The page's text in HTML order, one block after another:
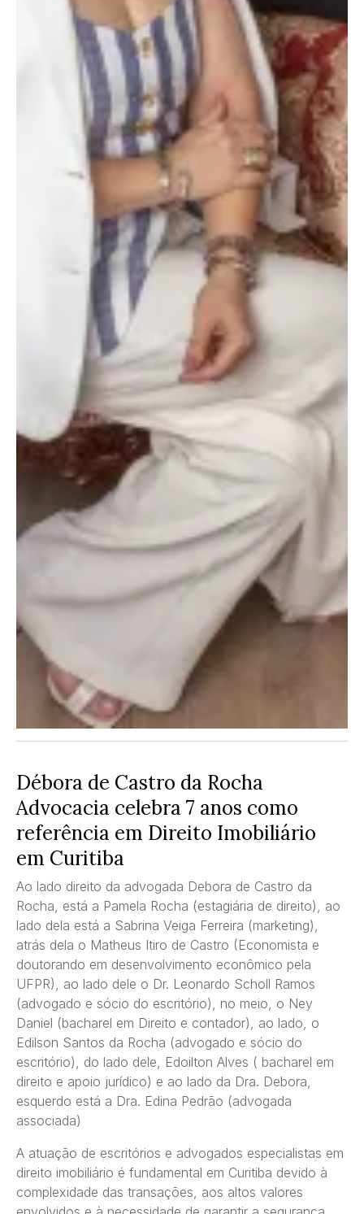
Débora de Castro da Rocha
Advocacia celebra 7 anos como
referência em Direito Imobiliário
em Curitiba
Ao lado direito da advogada Debora de Castro da
Rocha, está a Pamela Rocha (estagiária de direito), ao
lado dela está a Sabrina Veiga Ferreira (marketing),
atrás dela o Matheus Itiro de Castro (Economista e
doutorando em desenvolvimento econômico pela
UFPR), ao lado dele o Dr. Leonardo Scholl Ramos
(advogado e sócio do escritório), no meio, o Ney
Daniel (bacharel em Direito e contador), ao lado, o
Edilson Santos da Rocha (advogado e sócio do
escritório), do lado dele, Edoilton Alves ( bacharel em
direito e apoio jurídico) e ao lado da Dra. Debora,
esquerdo está a Dra. Edina Pedrão (advogada
associada)
A atuação de escritórios e advogados especialistas em
direito imobiliário é fundamental em Curitiba devido à
complexidade das transações, aos altos valores